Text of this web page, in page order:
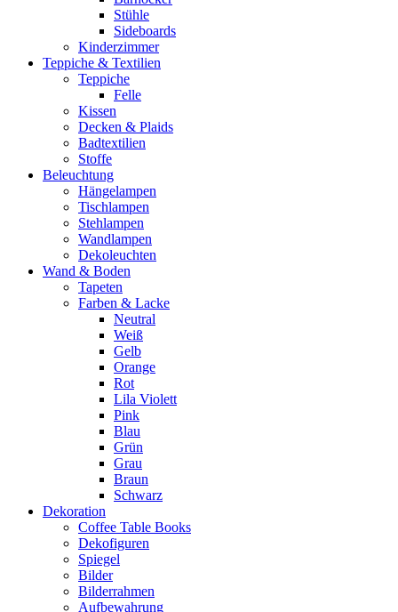
Stühle
Sideboards
Kinderzimmer
Teppiche & Textilien
Teppiche
Felle
Kissen
Decken & Plaids
Badtextilien
Stoffe
Beleuchtung
Hängelampen
Tischlampen
Stehlampen
Wandlampen
Dekoleuchten
Wand & Boden
Tapeten
Farben & Lacke
Neutral
Weiß
Gelb
Orange
Rot
Lila Violett
Pink
Blau
Grün
Grau
Braun
Schwarz
Dekoration
Coffee Table Books
Dekofiguren
Spiegel
Bilder
Bilderrahmen
Aufbewahrung